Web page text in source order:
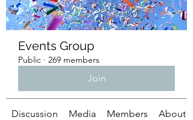
Events Group
Public · 269 members
Join
Discussion Media Members About